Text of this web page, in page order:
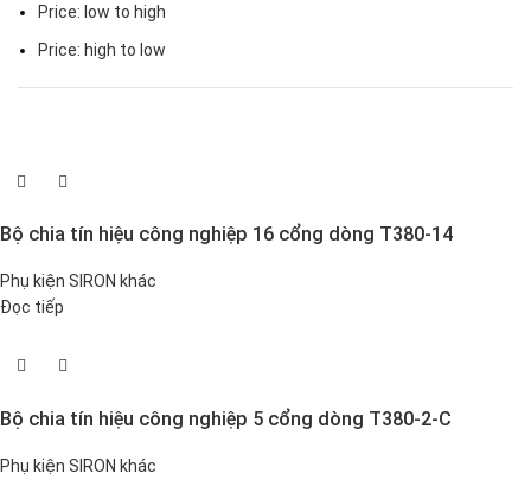
Price: low to high
Price: high to low
Bộ chia tín hiệu công nghiệp 16 cổng dòng T380-14
Phụ kiện SIRON khác
Đọc tiếp
Bộ chia tín hiệu công nghiệp 5 cổng dòng T380-2-C
Phụ kiện SIRON khác